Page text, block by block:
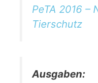
PeTA 2016 –
Tierschutz
Ausgaben: